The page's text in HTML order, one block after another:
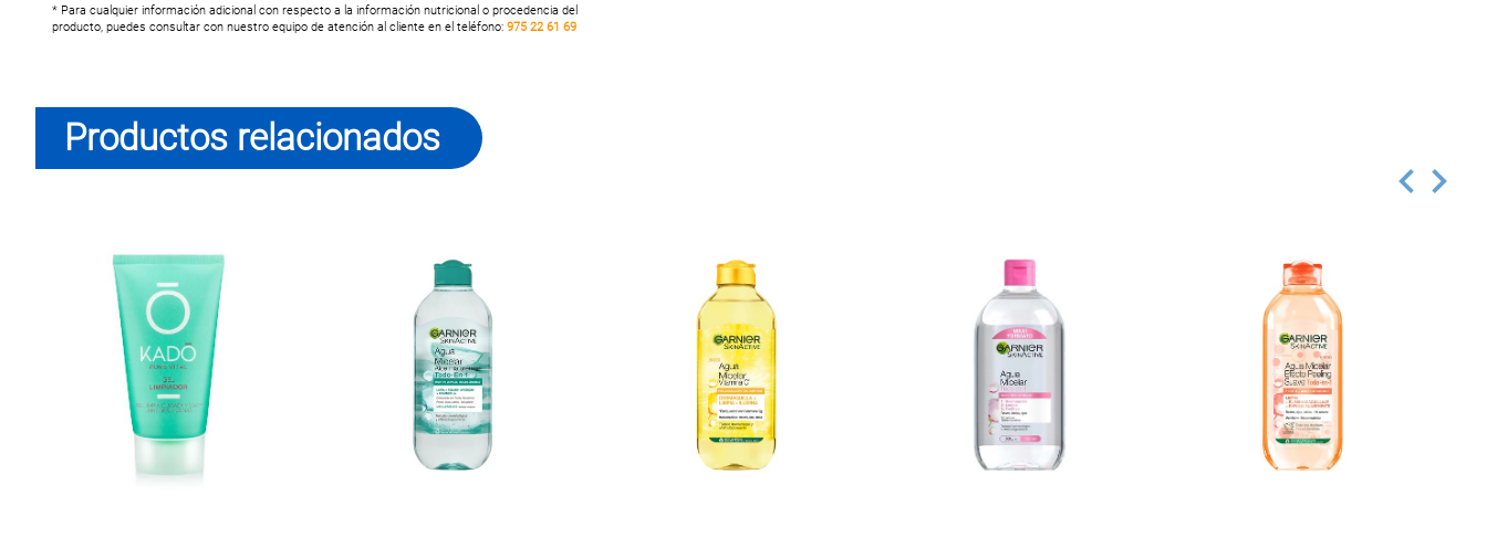
* Para cualquier información adicional con respecto a la información nutricional o procedencia del
producto, puedes consultar con nuestro equipo de atención al cliente en el teléfono: 975 22 61 69
Productos relacionados